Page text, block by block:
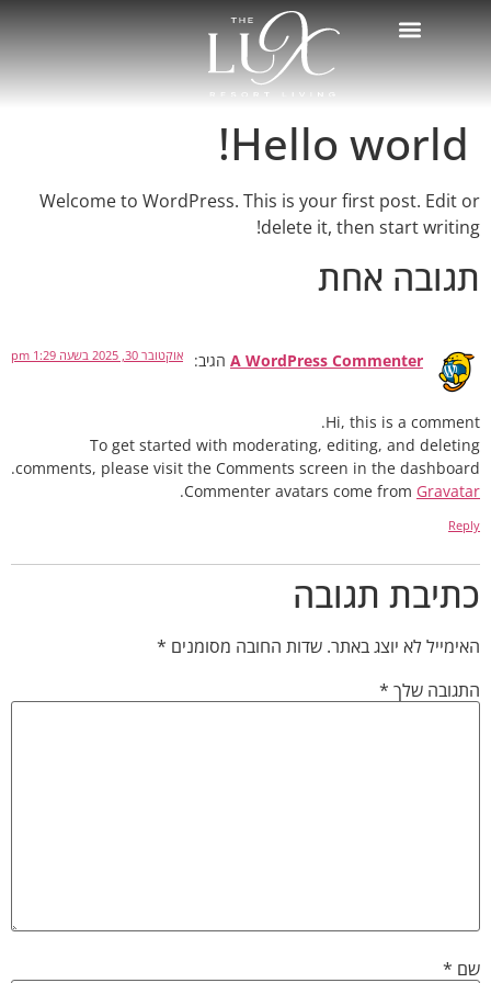
Hello world!
Welcome to WordPress. This is your first post. Edit or
delete it, then start writing!
תגובה אחת
A WordPress Commenter הגיב: אוקטובר 30, 2025 בשעה 1:29 pm
Hi, this is a comment.
To get started with moderating, editing, and deleting
comments, please visit the Comments screen in the dashboard.
Commenter avatars come from Gravatar
.
Reply
כתיבת תגובה
האימייל לא יוצג באתר. שדות החובה מסומנים *
התגובה שלך *
שם *